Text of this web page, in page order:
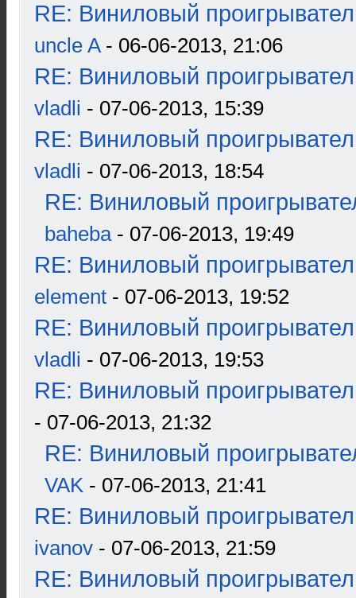
RE: Виниловый
uncle A- 06-06-2013, 21:06
RE: Виниловый
vladli - 07-06-2013, 15:39
RE: Виниловый
vladli - 07-06-2013, 18:54
RE: Виниловый
baheba- 07-06-2013, 19:49
RE: Виниловый
element - 07-06-2013, 19:52
RE: Виниловый
vladli - 07-06-2013, 19:53
RE: Виниловый
- 07-06-2013, 21:32
RE: Виниловый
VAK - 07-06-2013, 21:41
RE: Виниловый
ivanov - 07-06-2013, 21:59
RE: Виниловый